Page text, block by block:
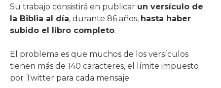
Su trabajo consistirá en publicar un versículo de
la Biblia al día, durante 86 años, hasta haber
subido el libro completo.
El problema es que muchos de los versículos
tienen más de 140 caracteres, el límite impuesto
por Twitter para cada mensaje.